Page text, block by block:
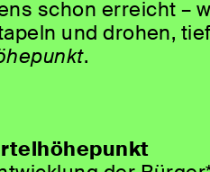
schon erreicht –
und drohen,
.
noch ein
geht‘s ums große
kann der Laden
erzähl das